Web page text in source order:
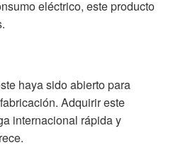
eléctrico, este producto
haya sido abierto para
Adquirir este
internacional rápida y